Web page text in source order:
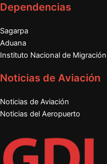
Dependencias
Sagarpa
Aduana
Instituto Nacional de Migración
Noticias de Aviación
Noticias de Aviación
Noticias del Aeropuerto